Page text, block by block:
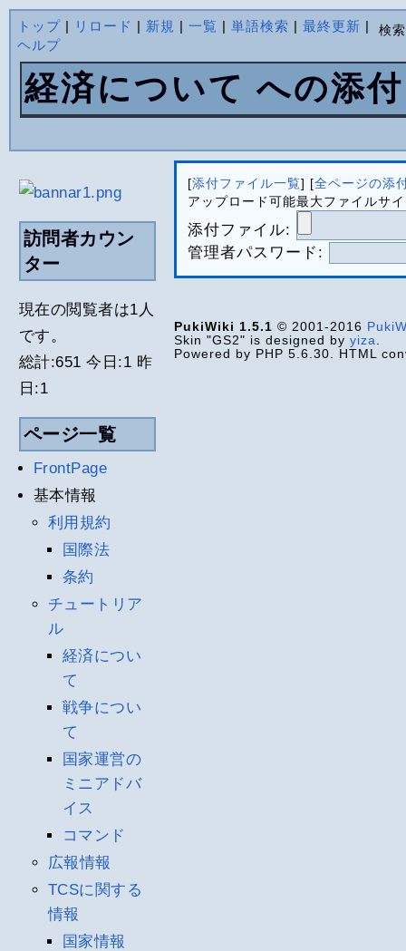
検
トップ| リロード | 新規 | 一覧 | 単語検索 | 最終更新 |
ヘルプ
経済について への添付
訪問者カウン
ター
現在の閲覧者は1人
です。
総計:651 今日:1 昨
日:1
ページ一覧
FrontPage
基本情報
利用規約
国際法
条約
チュートリア
ル
経済につい
て
戦争につい
て
国家運営の
ミニアドバ
イス
コマンド
広報情報
TCSに関する
情報
国家情報
[添付ファイル一覧] [全ページの添
アップロード可能最大ファイルサ
添付ファイル:
管理者パスワード:
PukiWiki 1.5.1 © 2001-2016
Skin "GS2" is designed byyiza
Powered by PHP 5.6.30. HTML